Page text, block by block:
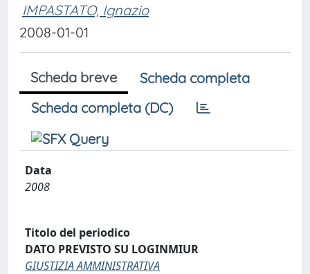
IMPASTATO, Ignazio
2008-01-01
Scheda breve
Scheda completa
Scheda completa (DC)
Data
2008
Titolo del periodico
DATO PREVISTO SU LOGINMIUR
GIUSTIZIA AMMINISTRATIVA